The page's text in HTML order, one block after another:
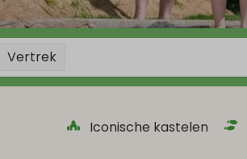
Vertrek
Iconische kastelen